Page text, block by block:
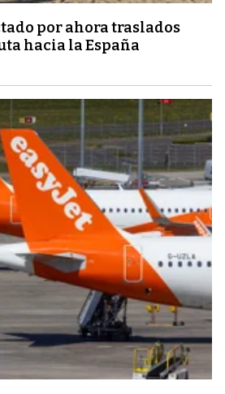
por ahora traslados
hacia la España